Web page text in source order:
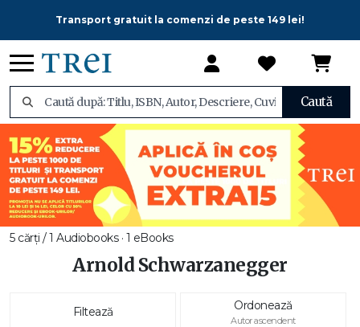
Transport gratuit la comenzi de peste 149 lei!
Caută
5 cărți / 1 Audiobooks · 1 eBooks
Arnold Schwarzanegger
Filtează Ordonează
Autor ascendent